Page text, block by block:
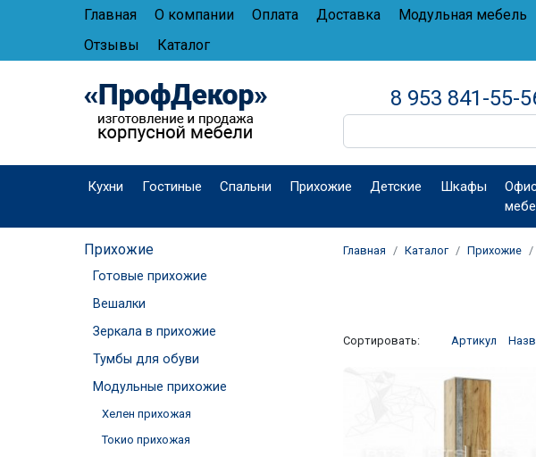
Главная О компании Оплата Доставка Модульная мебель
Отзывы
Каталог
8 953 841-55-
Кухни Гостиные Спальни Прихожие Детские Шкафы
Прихожие
Готовые прихожие
Вешалки
Зеркала в прихожие
Тумбы для обуви
Модульные прихожие
Хелен прихожая
Токио прихожая
Главная Каталог Прихожие
Сортировать: Артикул